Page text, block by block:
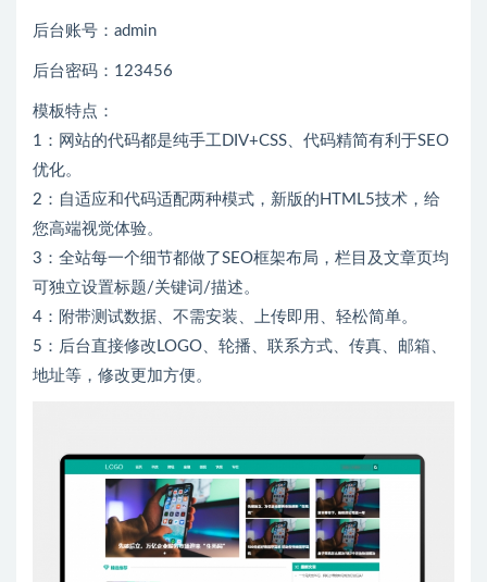
后台账号：admin
后台密码：123456
模板特点：
1：网站的代码都是纯手工DIV+CSS、代码精简有利于SEO
优化。
2：自适应和代码适配两种模式，新版的HTML5技术，给
您高端视觉体验。
3：全站每一个细节都做了SEO框架布局，栏目及文章页均
可独立设置标题/关键词/描述。
4：附带测试数据、不需安装、上传即用、轻松简单。
5：后台直接修改LOGO、轮播、联系方式、传真、邮箱、
地址等，修改更加方便。